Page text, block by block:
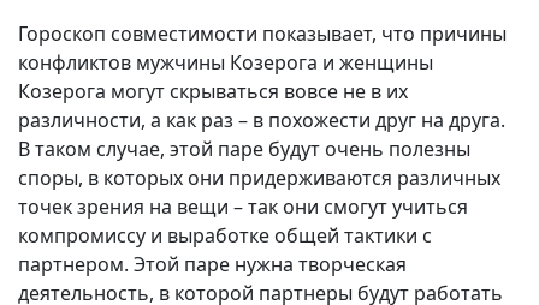
Гороскоп совместимости показывает, что причины
конфликтов мужчины Козерога и женщины
Козерога могут скрываться вовсе не в их
различности, а как раз – в похожести друг на друга.
В таком случае, этой паре будут очень полезны
споры, в которых они придерживаются различных
точек зрения на вещи – так они смогут учиться
компромиссу и выработке общей тактики с
партнером. Этой паре нужна творческая
деятельность, в которой партнеры будут работать